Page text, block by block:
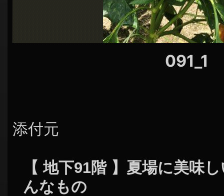
091_1
添付元
【 地下91階 】夏場に美味
んなもの